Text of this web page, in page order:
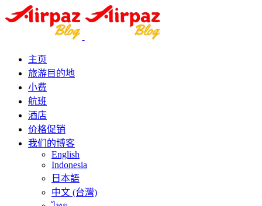
主页
旅游目的地
小费
航班
酒店
价格促销
我们的博客
English
Indonesia
日本語
中文 (台灣)